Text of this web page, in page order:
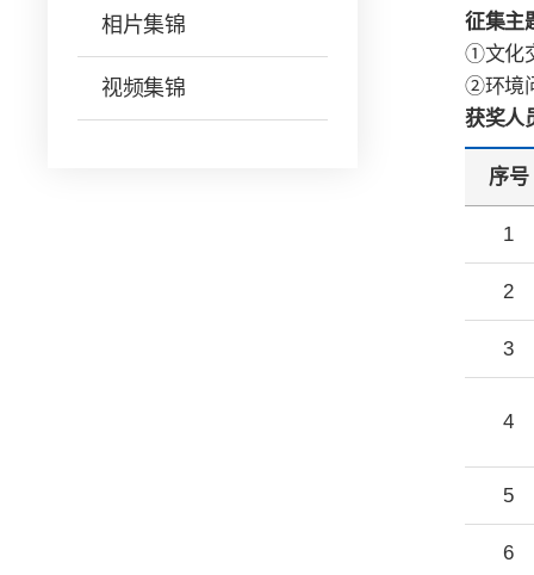
相片集锦
视频集锦
征集主
①文化
②环境
获奖人
序号
1
2
3
4
5
6